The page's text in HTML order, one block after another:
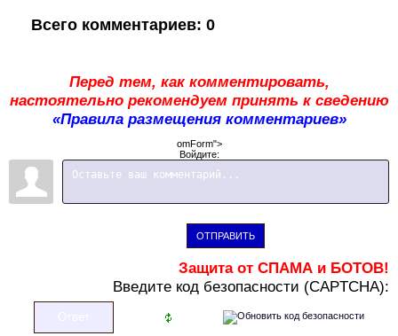
Всего комментариев: 0
Перед тем, как комментировать,
настоятельно рекомендуем принять к сведению
«Правила размещения комментариев»
omForm">
Войдите:
ОТПРАВИТЬ
Защита от СПАМА и БОТОВ!
Введите код безопасности (CAPTCHA):